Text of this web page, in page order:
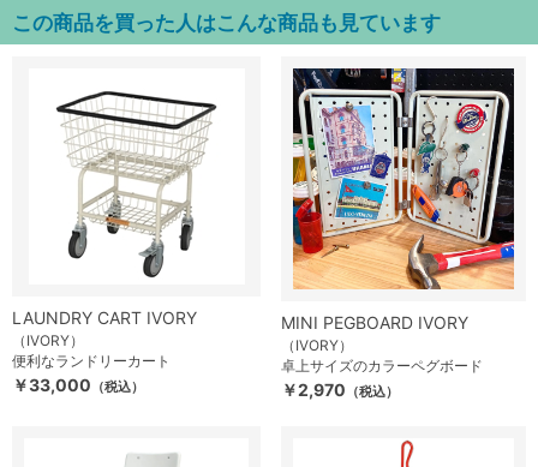
この商品を買った人はこんな商品も見ています
LAUNDRY CART IVORY
（IVORY）
便利なランドリーカート
￥33,000 （税込）
MINI PEGBOARD IVORY
（IVORY）
卓上サイズのカラーペグボード
￥2,970 （税込）